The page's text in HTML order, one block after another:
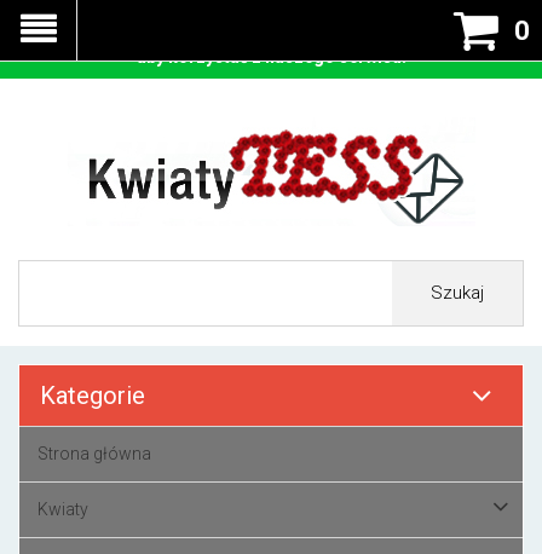
0
Szukaj
Kategorie
Strona główna
Kwiaty
Nasza strona korzysta z cookies - czyli tzw ciastek w celu
prawidłowego działania. Zaakceptuj przyjmowanie cookies
aby korzystać z naszego serwisu.